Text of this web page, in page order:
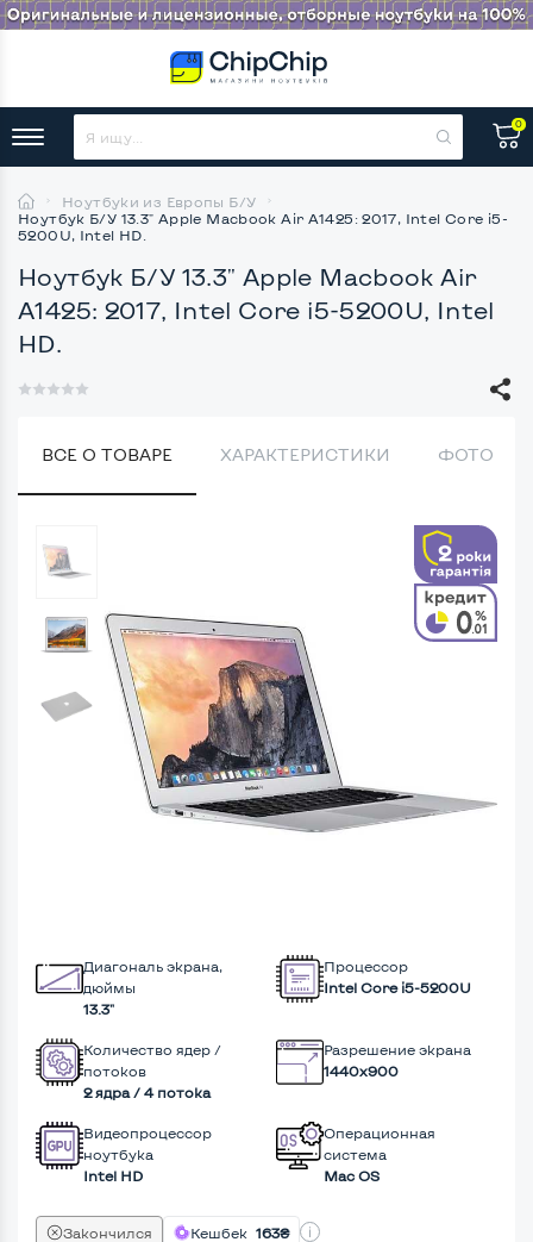
0
Ноутбуки из Европы Б/У
Ноутбук Б/У 13.3" Apple Macbook Air A1425: 2017, Intel Core i5-
5200U, Intel HD.
Ноутбук Б/У 13.3" Apple Macbook Air
A1425: 2017, Intel Core i5-5200U, Intel
HD.
ВСЕ О ТОВАРЕ ХАРАКТЕРИСТИКИ ФОТО
Диагональ экрана,
дюймы
13.3"
Процессор
Intel Core i5-5200U
Количество ядер /
потоков
2 ядра / 4 потока
Разрешение экрана
1440x900
Видеопроцессор
ноутбука
Intel HD
Операционная
система
Mac OS
Закончился Кешбек 163₴